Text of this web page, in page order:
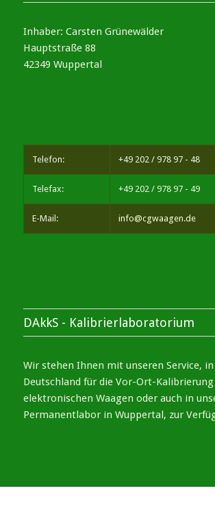
Inhaber: Carsten Grünewälder
Hauptstraße 88
42349 Wuppertal
Telefon: +49 202 / 978 97 - 48
Telefax: +49 202 / 978 97 - 49
E-Mail: info@cgwaagen.de
DAkkS - Kalibrierlaboratorium
Wir stehen Ihnen mit unseren Service,
Deutschland für die Vor-Ort-
elektronischen Waagen oder auch in
Permanentlabor in Wuppertal, zur